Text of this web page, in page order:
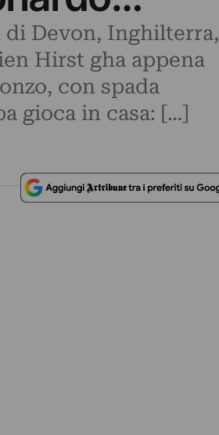
Devon, Inghilterra,
Hirst gha appena
con spada
gioca in casa: […]